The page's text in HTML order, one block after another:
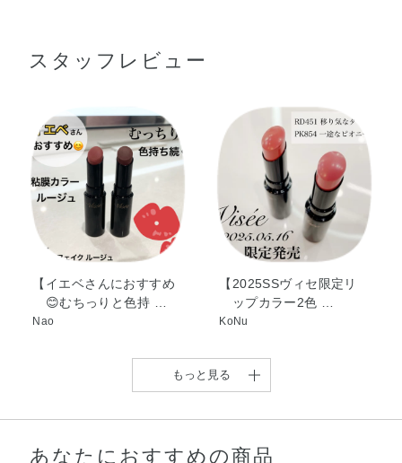
めします。
ルヘキサン酸ペンタエリスリチル・合成ワックス・ジメチ
トコフェロール・ヒアルロン酸Na・BHT・（エイコセン／
ビニルピロリドン）コポリマー・（エチレン／プロピレ
ン）コポリマー・アルミナ・カルナウバロウ・キャンデリ
ラロウ・キャンデリラロウエステルズ・シリカ・ジメチル
シリル化シリカ・スクワラン・ハイドロゲンジメチコン・
炭酸Ca・酸化チタン・酸化鉄・黄4・赤202
スタッフレビュー
【イエベさんにおすすめ
😊むちっりと色持 …
Nao
【2025SSヴィセ限定リ
ップカラー2色 …
KoNu
もっと見る
あなたにおすすめの商品